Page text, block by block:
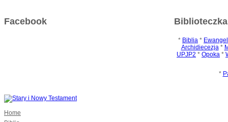
Facebook Biblioteczka
* Biblia *
Archidiecezja *
UPJP2 * Opoka *
*
Home